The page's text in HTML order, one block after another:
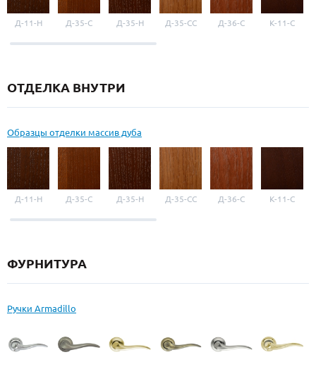
Д-11-Н Д-35-С Д-35-Н Д-35-СС Д-36-С К-11-С
ОТДЕЛКА ВНУТРИ
Образцы отделки массив дуба
Д-11-Н Д-35-С Д-35-Н Д-35-СС Д-36-С К-11-С
ФУРНИТУРА
Ручки Armadillo